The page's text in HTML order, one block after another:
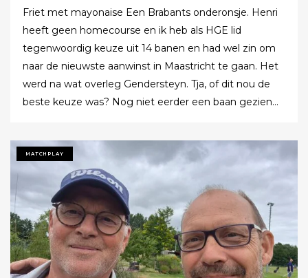
Friet met mayonaise Een Brabants onderonsje. Henri
heeft geen homecourse en ik heb als HGE lid
tegenwoordig keuze uit 14 banen en had wel zin om
naar de nieuwste aanwinst in Maastricht te gaan. Het
werd na wat overleg Gendersteyn. Tja, of dit nou de
beste keuze was? Nog niet eerder een baan gezien
te vinden is: wordt de klimaatcrisis de angstgegner
voor meer banen? Ze hebben echt hun best gedaan
om de afslagplaatsen en de greens groen te houden
maar dat leverde weer allerlei andere problemen op (
oa drassigheid rondom en op de greens ) dus
uitdaging volop! Ik denk dat buiten ons iedereen op de
hoogte was : wij waren de enige spelers in de baan!!!
Voor we echt van start gingen nog allebei de
MATCHPLAY